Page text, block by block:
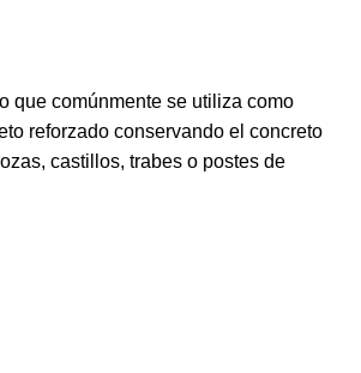
que comúnmente se utiliza como
reforzado conservando el concreto
castillos, trabes o postes de